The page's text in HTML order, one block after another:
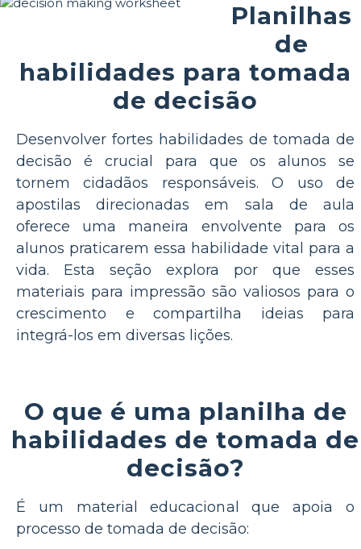
Planilhas
de
habilidades para tomada
de decisão
Desenvolver fortes habilidades de tomada de
decisão é crucial para que os alunos se
tornem cidadãos responsáveis. O uso de
apostilas direcionadas em sala de aula
oferece uma maneira envolvente para os
alunos praticarem essa habilidade vital para a
vida. Esta seção explora por que esses
materiais para impressão são valiosos para o
crescimento e compartilha ideias para
integrá-los em diversas lições.
O que é uma planilha de
habilidades de tomada de
decisão?
É um material educacional que apoia o
processo de tomada de decisão: